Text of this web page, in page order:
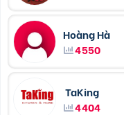
Hoàng Hà
4550
TaKing
4404